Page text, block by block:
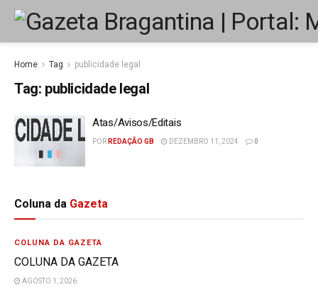
Home Tag publicidade legal
Tag: publicidade legal
Atas/Avisos/Editais
POR REDAÇÃO GB DEZEMBRO 11, 2024 0
Coluna da Gazeta
COLUNA DA GAZETA
COLUNA DA GAZETA
AGOSTO 1, 2026